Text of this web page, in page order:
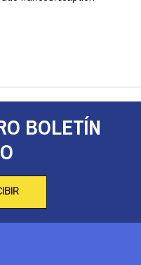
BOLETÍN